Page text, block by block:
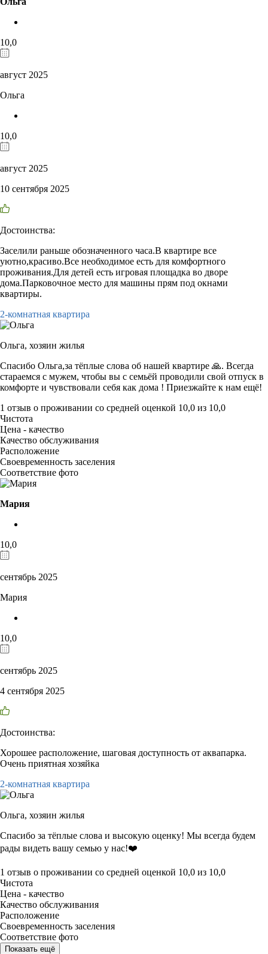
10,0
август 2025
Ольга
10,0
август 2025
10 сентября 2025
Достоинства:
Заселили раньше обозначенного часа.В квартире все
уютно,красиво.Все необходимое есть для комфортного
проживания.Для детей есть игровая площадка во дворе
дома.Парковочное место для машины прям под окнами
квартиры.
2-комнатная квартира
Ольга, хозяин жилья
Спасибо Ольга,за тёплые слова об нашей квартире 🙏. Всегда
стараемся с мужем, чтобы вы с семьёй проводили свой отпуск в
комфорте и чувствовали себя как дома ! Приезжайте к нам ещё!
1 отзыв о проживании со средней оценкой 10,0 из 10,0
Чистота
Цена - качество
Качество обслуживания
Расположение
Своевременность заселения
Соответствие фото
Мария
10,0
сентябрь 2025
Мария
10,0
сентябрь 2025
4 сентября 2025
Достоинства:
Хорошее расположение, шаговая доступность от аквапарка.
Очень приятная хозяйка
2-комнатная квартира
Ольга, хозяин жилья
Спасибо за тёплые слова и высокую оценку! Мы всегда будем
рады видеть вашу семью у нас!❤️
1 отзыв о проживании со средней оценкой 10,0 из 10,0
Чистота
Цена - качество
Качество обслуживания
Расположение
Своевременность заселения
Соответствие фото
Показать ещё